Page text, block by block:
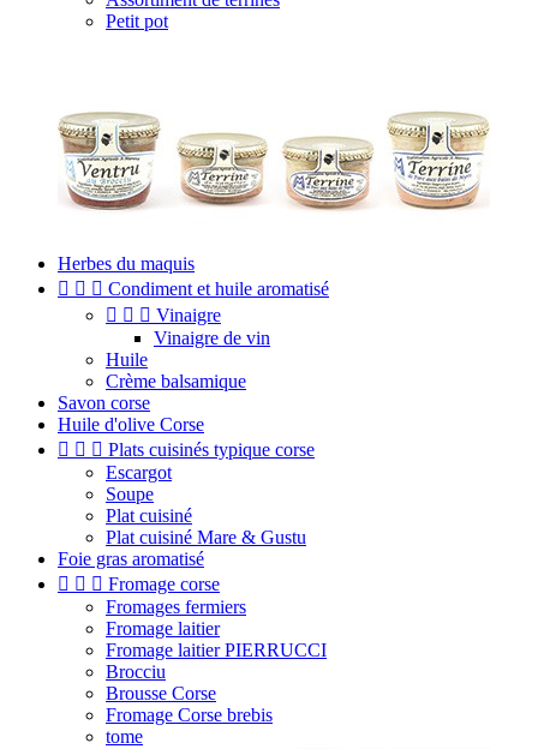
Petit pot
Herbes du maquis
   Condiment et huile aromatisé
   Vinaigre
Vinaigre de vin
Huile
Crème balsamique
Savon corse
Huile d'olive Corse
   Plats cuisinés typique corse
Escargot
Soupe
Plat cuisiné
Plat cuisiné Mare & Gustu
Foie gras aromatisé
   Fromage corse
Fromages fermiers
Fromage laitier
Fromage laitier PIERRUCCI
Brocciu
Brousse Corse
Fromage Corse brebis
tome